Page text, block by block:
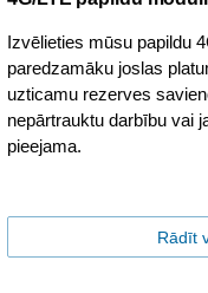
Izvēlieties mūsu papildu
paredzamāku joslas
uzticamu rezerves
nepārtrauktu darbību vai
pieejama.
Rādīt